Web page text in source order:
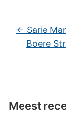
← Sarie
Boere
Meest